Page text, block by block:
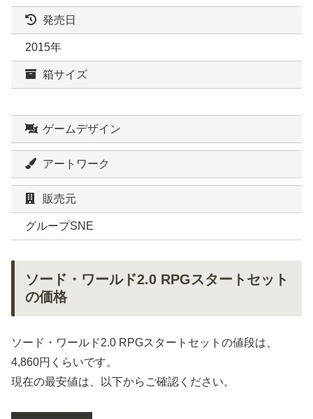
発売日
2015年
箱サイズ
ゲームデザイン
アートワーク
販売元
グループSNE
ソード・ワールド2.0 RPGスタートセット
の価格
ソード・ワールド2.0 RPGスタートセットの値段は、
4,860円くらいです。
現在の最安値は、以下からご確認ください。